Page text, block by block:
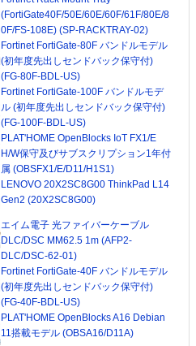
(FortiGate40F/50E/60E/60F/61F/80E/8
0F/FS-108E) (SP-RACKTRAY-02)
Fortinet FortiGate-80F バンドルモデル
(初年度先出しセンドバック保守付)
(FG-80F-BDL-US)
Fortinet FortiGate-100F バンドルモデ
ル (初年度先出しセンドバック保守付)
(FG-100F-BDL-US)
PLAT'HOME OpenBlocks IoT FX1/E
H/W保守及びサブスクリプション1年付
属 (OBSFX1/E/D11/H1S1)
LENOVO 20X2SC8G00 ThinkPad L14
Gen2 (20X2SC8G00)
エイム電子 光ファイバーケーブル
DLC/DSC MM62.5 1m (AFP2-
DLC/DSC-62-01)
Fortinet FortiGate-40F バンドルモデル
(初年度先出しセンドバック保守付)
(FG-40F-BDL-US)
PLAT'HOME OpenBlocks A16 Debian
11搭載モデル (OBSA16/D11A)